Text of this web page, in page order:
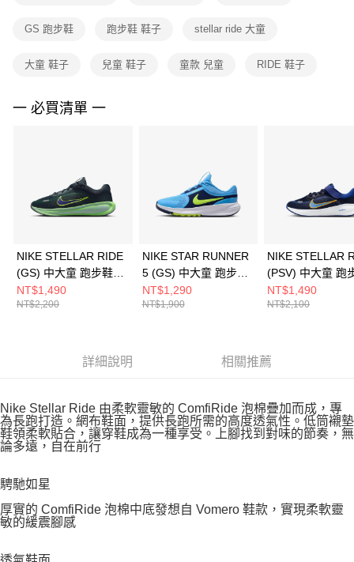
１．透過由恩沛科技股份有限公司提供之「AFTEE先享後付」服務完成之交
權轉讓予恩沛科技股份有限公司。
３．未成年的使用者請事先徵得法定代理人或監護人之同意方可使用
「AFTEE先享後付」，若未經同意申辦者引起之損失，本公司不負相關責
５．嚴禁一人註冊多個帳號或使用他人資訊註冊。若發現惡意使用之情形，
恩沛科技股份有限公司將有權停止該用戶之使用額度並採取法律行動。
GS 跑步鞋 跑步鞋 鞋子 stellar ride 大童
大童 鞋子 兒童 鞋子 童款 兒童 RIDE 鞋子
一 必買清單 一
NIKE STELLAR RIDE
(GS) 中大童 跑步鞋
HQ3266300
NT$1,490
NT$2,200
NIKE STAR RUNNER
5 (GS) 中大童 跑步鞋
HF7004400
NT$1,290
NT$1,900
NIKE STELLAR
(PSV) 中大童 跑
HQ3267403
NT$1,490
NT$2,100
詳細說明 相關推薦
Nike Stellar Ride 由柔軟靈敏的 ComfiRide 泡棉疊加而成，專
為長跑打造。網布鞋面，提供長跑所需的高度透氣性。低筒襯墊
鞋領柔軟貼合，讓穿鞋成為一種享受。上腳找到對味的節奏，無
論多遠，自在前行
騁馳如星
厚實的 ComfiRide 泡棉中底發想自 Vomero 鞋款，實現柔軟靈
敏的緩震腳感